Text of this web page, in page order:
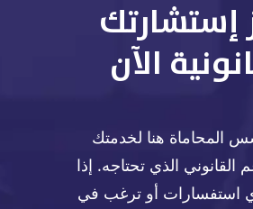
إستشارتك
الآن
المحاماة هنا لخدمتك
القانوني الذي تحتاجه. إذا
استفسارات أو ترغب في